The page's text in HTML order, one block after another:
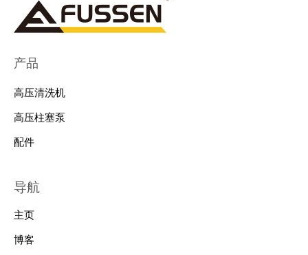
产品
高压清洗机
高压柱塞泵
配件
导航
主页
博客